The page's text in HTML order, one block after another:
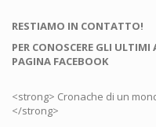
RESTIAMO IN CONTATTO!
PER CONOSCERE GLI
PAGINA FACEBOOK
<strong> Cronache di un
</strong>